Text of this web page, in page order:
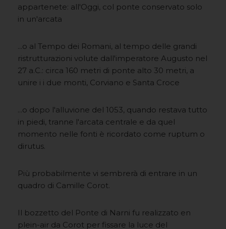
appartenete: all'Oggi, col ponte conservato solo
in un'arcata
...o al Tempo dei Romani, al tempo delle grandi
ristrutturazioni volute dall'imperatore Augusto nel
27 a.C.: circa 160 metri di ponte alto 30 metri, a
unire i i due monti, Corviano e Santa Croce
...o dopo l'alluvione del 1053, quando restava tutto
in piedi, tranne l'arcata centrale e da quel
momento nelle fonti è ricordato come ruptum o
dirutus.
Più probabilmente vi sembrerà di entrare in un
quadro di Camille Corot.
Il bozzetto del Ponte di Narni fu realizzato en
plein-air da Corot per fissare la luce del